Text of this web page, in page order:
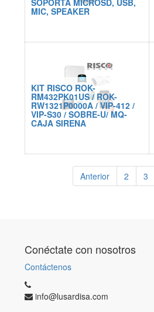
SOPORTA MICROSD, USB,
MIC, SPEAKER
KIT RISCO ROK-
RM432PK01US / ROK-
RW1321P0000A / VIP-412 /
VIP-S30 / SOBRE-U/ MQ-
CAJA SIRENA
Anterior 2 3
Conéctate con nosotros
Contáctenos
info@lusardisa.com